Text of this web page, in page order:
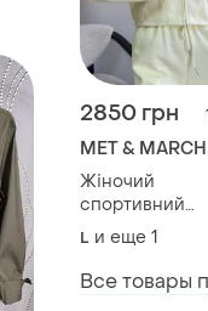
2850 грн
MET & MARCH
Жіночий
спортивний
костюм у
лимонному
🍋
L и еще 1
Все товары